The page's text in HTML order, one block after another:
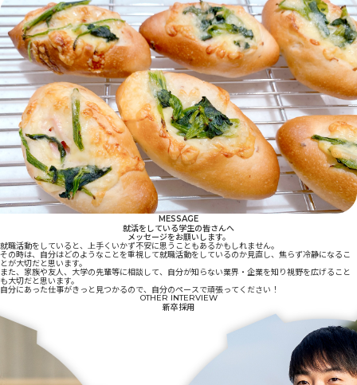
MESSAGE
就活をしている学生の皆さんへ
メッセージをお願いします。
就職活動をしていると、上手くいかず不安に思うこともあるかもしれません。
その時は、自分はどのようなことを重視して就職活動をしているのか見直し、焦らず冷静になるこ
とが大切だと思います。
また、家族や友人、大学の先輩等に相談して、自分が知らない業界・企業を知り視野を広げること
も大切だと思います。
自分にあった仕事がきっと見つかるので、自分のペースで頑張ってください！
OTHER INTERVIEW
新卒採用